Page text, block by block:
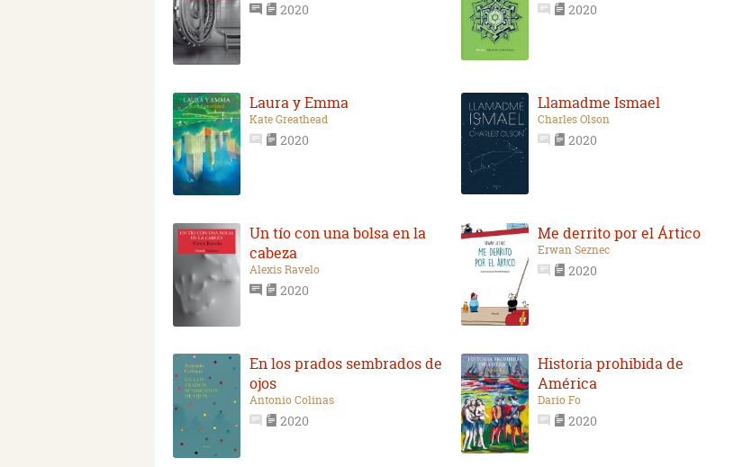
2020 2020
Laura y Emma
Kate Greathead
2020
Llamadme Ismael
Charles Olson
2020
Un tío con una bolsa en la
cabeza
Alexis Ravelo
2020
Me derrito por el Ártico
Erwan Seznec
2020
En los prados sembrados de
ojos
Antonio Colinas
2020
Historia prohibida de
América
Dario Fo
2020